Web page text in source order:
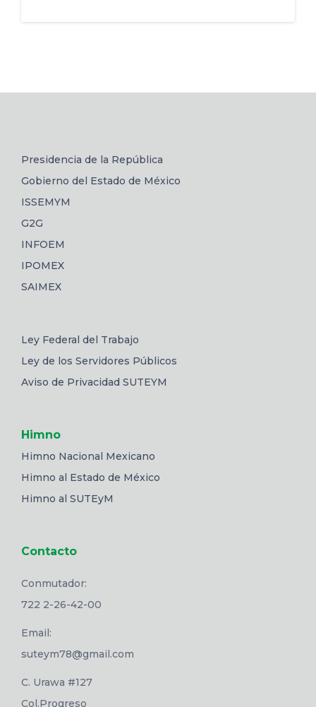
Presidencia de la República
Gobierno del Estado de México
ISSEMYM
G2G
INFOEM
IPOMEX
SAIMEX
Ley Federal del Trabajo
Ley de los Servidores Públicos
Aviso de Privacidad SUTEYM
Himno
Himno Nacional Mexicano
Himno al Estado de México
Himno al SUTEyM
Contacto
Conmutador:
722 2-26-42-00
Email:
suteym78@gmail.com
C. Urawa #127
Col.Progreso